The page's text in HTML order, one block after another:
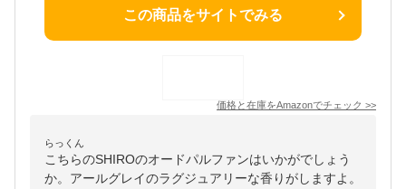
この商品をサイトでみる
価格と在庫をAmazonでチェック >>
らっくん
こちらのSHIROのオードパルファンはいかがでしょう
か。アールグレイのラグジュアリーな香りがしますよ。